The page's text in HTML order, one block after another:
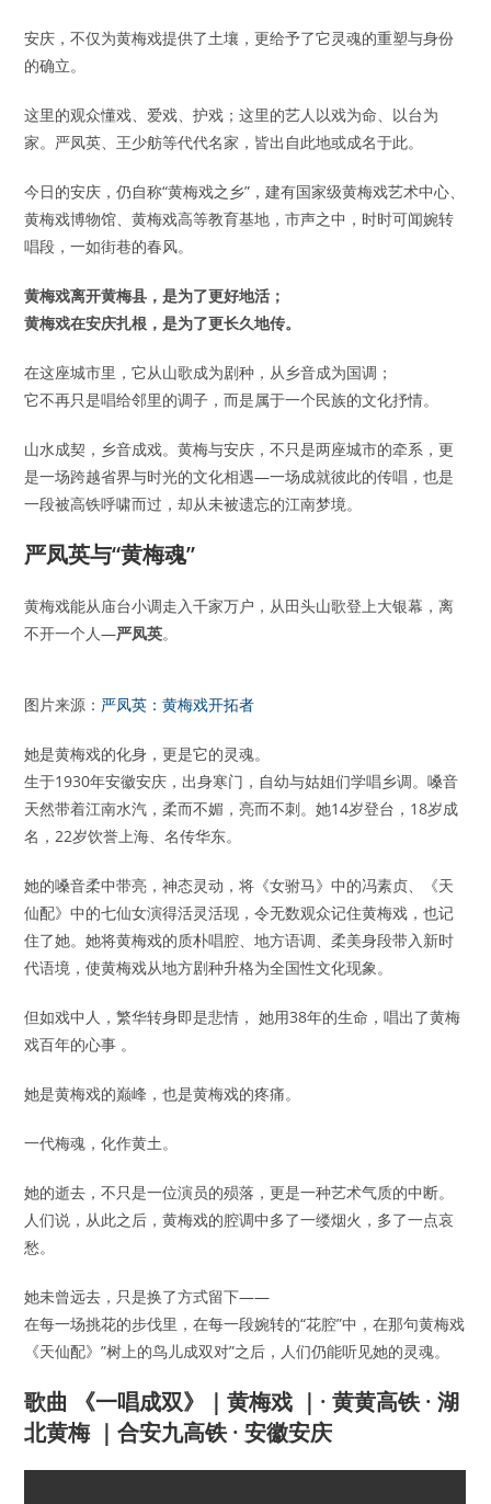
安庆，不仅为黄梅戏提供了土壤，更给予了它灵魂的重塑与身份
的确立。
这里的观众懂戏、爱戏、护戏；这里的艺人以戏为命、以台为
家。严凤英、王少舫等代代名家，皆出自此地或成名于此。
今日的安庆，仍自称“黄梅戏之乡”，建有国家级黄梅戏艺术中心、
黄梅戏博物馆、黄梅戏高等教育基地，市声之中，时时可闻婉转
唱段，一如街巷的春风。
黄梅戏离开黄梅县，是为了更好地活；
黄梅戏在安庆扎根，是为了更长久地传。
在这座城市里，它从山歌成为剧种，从乡音成为国调；
它不再只是唱给邻里的调子，而是属于一个民族的文化抒情。
山水成契，乡音成戏。黄梅与安庆，不只是两座城市的牵系，更
是一场跨越省界与时光的文化相遇—一场成就彼此的传唱，也是
一段被高铁呼啸而过，却从未被遗忘的江南梦境。
严凤英与“黄梅魂”
黄梅戏能从庙台小调走入千家万户，从田头山歌登上大银幕，离
不开一个人—严凤英。
图片来源： 严凤英：黄梅戏开拓者
她是黄梅戏的化身，更是它的灵魂。
生于1930年安徽安庆，出身寒门，自幼与姑姐们学唱乡调。嗓音
天然带着江南水汽，柔而不媚，亮而不刺。她14岁登台，18岁成
名，22岁饮誉上海、名传华东。
她的嗓音柔中带亮，神态灵动，将《女驸马》中的冯素贞、《天
仙配》中的七仙女演得活灵活现，令无数观众记住黄梅戏，也记
住了她。她将黄梅戏的质朴唱腔、地方语调、柔美身段带入新时
代语境，使黄梅戏从地方剧种升格为全国性文化现象。
但如戏中人，繁华转身即是悲情， 她用38年的生命，唱出了黄梅
戏百年的心事 。
她是黄梅戏的巅峰，也是黄梅戏的疼痛。
一代梅魂，化作黄土。
她的逝去，不只是一位演员的殒落，更是一种艺术气质的中断。
人们说，从此之后，黄梅戏的腔调中多了一缕烟火，多了一点哀
愁。
她未曾远去，只是换了方式留下——
在每一场挑花的步伐里，在每一段婉转的“花腔”中，在那句黄梅戏
《天仙配》”树上的鸟儿成双对”之后，人们仍能听见她的灵魂。
歌曲 《一唱成双》｜黄梅戏 ｜· 黄黄高铁 · 湖
北黄梅 ｜合安九高铁 · 安徽安庆